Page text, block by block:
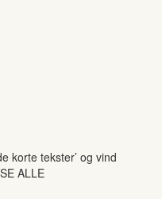
korte tekster’ og vind
SE ALLE